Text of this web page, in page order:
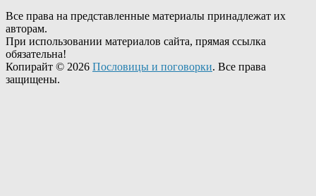
Все права на представленные материалы принадлежат их
авторам.
При использовании материалов сайта, прямая ссылка
обязательна!
Копирайт © 2026 Пословицы и поговорки. Все права
защищены.